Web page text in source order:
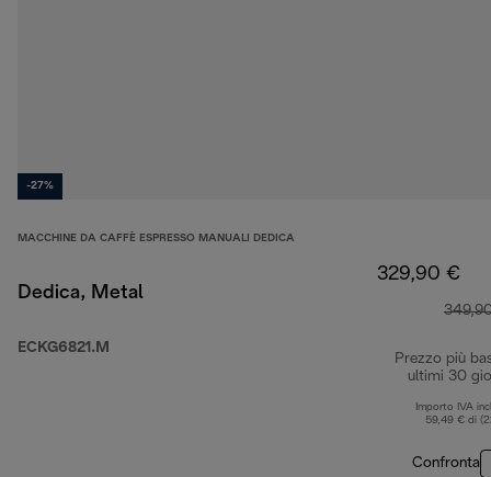
-27%
MACCHINE DA CAFFÈ ESPRESSO MANUALI DEDICA
Dedica, Metal
ECKG6821.M
329,90 €
Prezzo più
ultimi 30
Importo IVA
59,49 € di
Confronta